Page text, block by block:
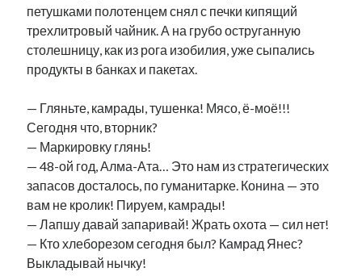
петушками полотенцем снял с печки кипящий
трехлитровый чайник. А на грубо оструганную
столешницу, как из рога изобилия, уже сыпались
продукты в банках и пакетах.
— Гляньте, камрады, тушенка! Мясо, ё-моё!!!
Сегодня что, вторник?
— Маркировку глянь!
— 48-ой год, Алма-Ата… Это нам из стратегических
запасов досталось, по гуманитарке. Конина — это
вам не кролик! Пируем, камрады!
— Лапшу давай запаривай! Жрать охота — сил нет!
— Кто хлеборезом сегодня был? Камрад Янес?
Выкладывай нычку!